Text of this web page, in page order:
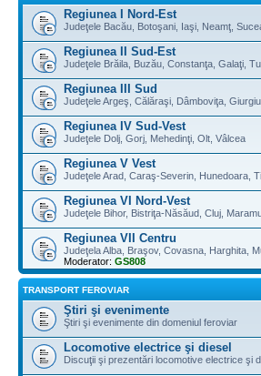
Regiunea I Nord-Est
Judeţele Bacău, Botoşani, Iaşi, Neamţ,
Regiunea II Sud-Est
Judeţele Brăila, Buzău, Constanţa, Galaţi,
Regiunea III Sud
Judeţele Argeş, Călăraşi, Dâmboviţa,
Regiunea IV Sud-Vest
Judeţele Dolj, Gorj, Mehedinţi, Olt, Vâlcea
Regiunea V Vest
Judeţele Arad, Caraş-Severin, Hunedoara,
Regiunea VI Nord-Vest
Judeţele Bihor, Bistriţa-Năsăud, Cluj,
Regiunea VII Centru
Judeţela Alba, Braşov, Covasna, Harghita,
Moderator: GS808
TRANSPORT FEROVIAR
Ştiri şi evenimente
Ştiri şi evenimente din domeniul feroviar
Locomotive electrice şi diesel
Discuţii şi prezentări locomotive electrice şi